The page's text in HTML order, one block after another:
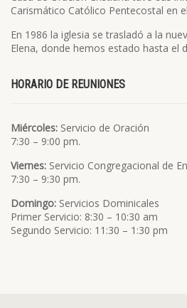
Carismático Católico Pentecostal en
En 1986 la iglesia se trasladó a la
Elena, donde hemos estado hasta el
HORARIO DE REUNIONES
Miércoles: Servicio de Oración
7:30 – 9:00 pm.
Viernes: Servicio Congregacional de
7:30 – 9:30 pm.
Domingo: Servicios Dominicales
Primer Servicio: 8:30 – 10:30 am
Segundo Servicio: 11:30 – 1:30 pm